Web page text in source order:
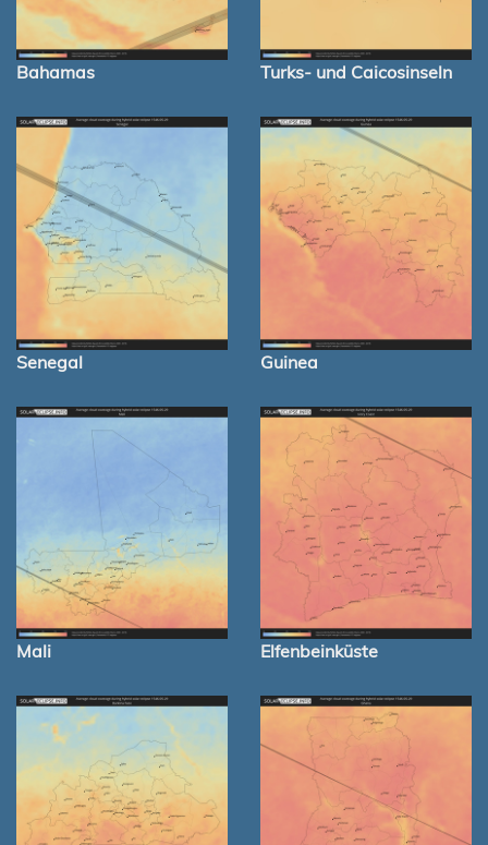
Bahamas Turks- und Caicosinseln
Senegal Guinea
Mali Elfenbeinküste